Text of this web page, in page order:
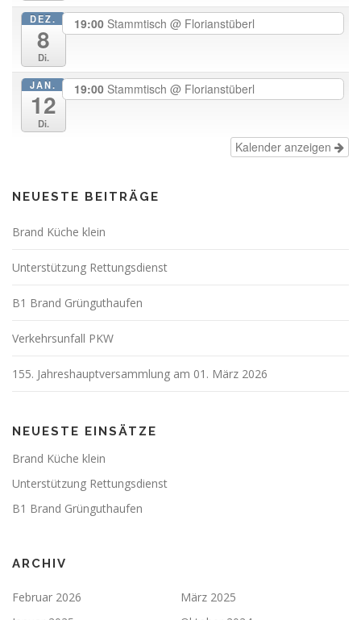
DEZ.
8
Di.
19:00 Stammtisch @ Florianstüberl
JAN.
12
Di.
19:00 Stammtisch @ Florianstüberl
Kalender anzeigen
NEUESTE BEITRÄGE
Brand Küche klein
Unterstützung Rettungsdienst
B1 Brand Grünguthaufen
Verkehrsunfall PKW
155. Jahreshauptversammlung am 01. März 2026
NEUESTE EINSÄTZE
Brand Küche klein
Unterstützung Rettungsdienst
B1 Brand Grünguthaufen
ARCHIV
Februar 2026
März 2025